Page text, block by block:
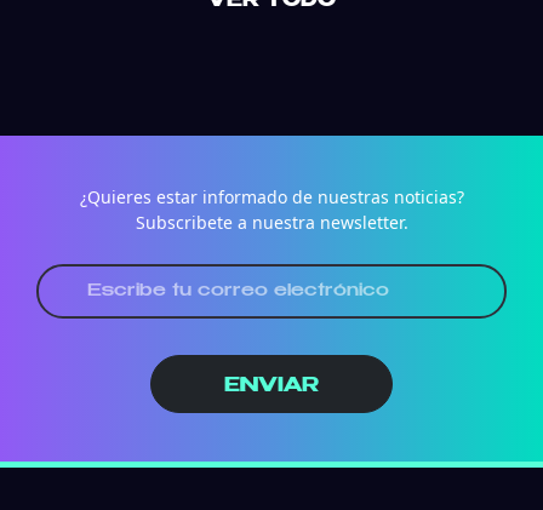
¿Quieres estar informado de nuestras noticias?
Subscribete a nuestra newsletter.
ENVIAR